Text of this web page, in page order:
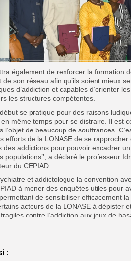
également de renforcer la formation
de son réseau afin qu’ils soient mieux
d’addiction et capables d’orienter
les structures compétentes.
début se pratique pour des raisons
même temps pour se distraire. Il est
l’objet de beaucoup de souffrances.
efforts de la LONASE de se rapprocher
des addictions pour pouvoir encadrer
populations’’, a déclaré le professeur
du CEPIAD.
et addictologue la convention
à mener des enquêtes utiles pour
de sensibiliser efficacement
acteurs de la LONASE à dépister
contre l’addiction aux jeux de
: